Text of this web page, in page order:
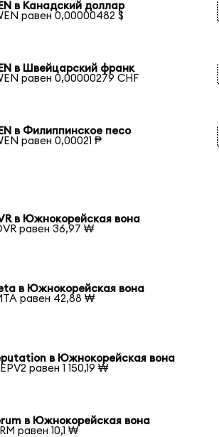
в Канадский доллар
равен 0,00000482 $
в Швейцарский франк
равен 0,00000279 CHF
в Филиппинское песо
равен 0,00021 ₱
в Южнокорейская вона
равен 36,97 ₩
в Южнокорейская вона
равен 42,88 ₩
в Южнокорейская вона
равен 1 150,19 ₩
в Южнокорейская вона
равен 10,1 ₩